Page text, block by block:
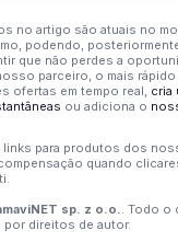
no artigo são atuais no
podendo,
que não perdes a
parceiro, o mais rápido
ofertas em tempo real, cria
ou adiciona o
links para produtos dos
quando
sp. z o.o.. Todo o
direitos de autor.